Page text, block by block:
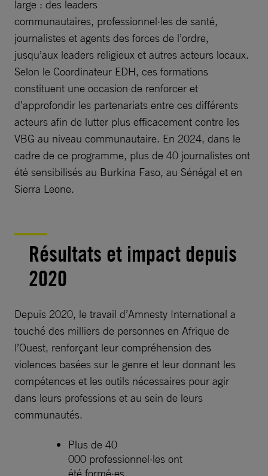
large : des leaders
communautaires, professionnel·les de santé,
journalistes et agents des forces de l’ordre,
jusqu’aux leaders religieux et autres acteurs locaux.
Selon le Coordinateur EDH, ces formations
constituent une occasion de renforcer et
d’approfondir les partenariats entre ces différents
acteurs afin de lutter plus efficacement contre les
VBG au niveau communautaire. En 2024, dans le
cadre de ce programme, plus de 40 journalistes ont
été sensibilisés au Burkina Faso, au Sénégal et en
Sierra Leone.
Résultats et impact depuis
2020
Depuis 2020, le travail d’Amnesty International a
touché des milliers de personnes en Afrique de
l’Ouest, renforçant leur compréhension des
violences basées sur le genre et leur donnant les
compétences et les outils nécessaires pour agir
dans leurs professions et au sein de leurs
communautés.
Plus de 40
000 professionnel·les ont
été formé·es